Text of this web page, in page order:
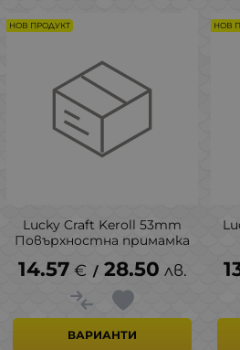
Lucky Craft Keroll 53mm
Повърхностна примамка
14.57 € / 28.50 лв.
ВАРИАНТИ
НОВ ПРОДУКТ НОВ